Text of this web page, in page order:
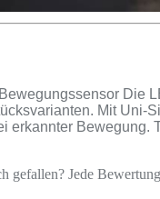
Die
Mit
erkannter Bewegung.
gefallen? Jede